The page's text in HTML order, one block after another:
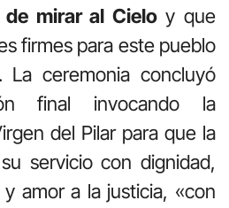
mirar al Cieloy que
firmes para este pueblo
La ceremonia concluyó
final invocando la
del Pilar para que la
servicio con dignidad,
amor a la justicia, «con